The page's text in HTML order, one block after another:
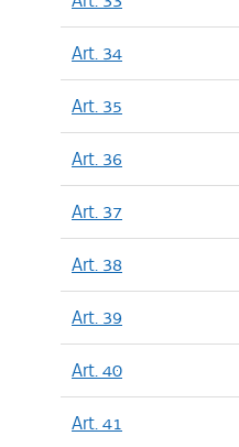
Art. 34
Art. 35
Art. 36
Art. 37
Art. 38
Art. 39
Art. 40
Art. 41